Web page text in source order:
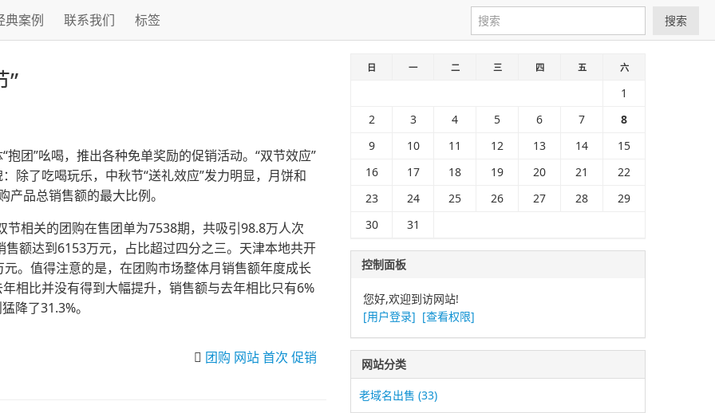
典案例 联系我们 标签 搜索
”
团”吆喝，推出各种免单奖励的促销活动。“双节效应”
除了吃喝玩乐，中秋节“送礼效应”发力明显，月饼和
品总销售额的最大比例。
相关的团购在售团单为7538期，共吸引98.8万人次
额达到6153万元，占比超过四分之三。天津本地共开
。值得注意的是，在团购市场整体月销售额年度成长
相比并没有得到大幅提升，销售额与去年相比只有6%
降了31.3%。
团购 网站首次 促销
日 一 二 三 四 五 六
1
2
3 4 5 6 7
8
9
10 11 12 13 14
15
16
17 18 19 20 21
22
23
24 25 26 27 28
29
30
31
控制面板
您好,欢迎到访网站!
[用户登录] [查看权限]
网站分类
老域名出售 (33)